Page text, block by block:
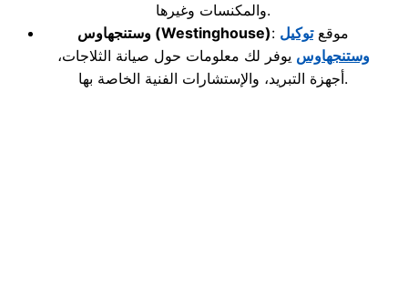
والمكنسات وغيرها.
وستنجهاوس (Westinghouse) : موقعتوكيل
وستنجهاوس يوفر لك معلومات حول صيانة الثلاجات،
أجهزة التبريد، والإستشارات الفنية الخاصة بها.